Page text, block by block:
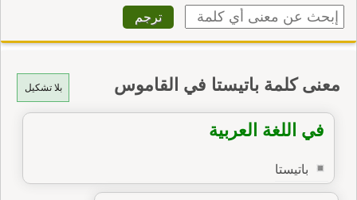
بلا تشكيل معنى كلمة باتيستا في القاموس
في اللغة العربية
باتيستا